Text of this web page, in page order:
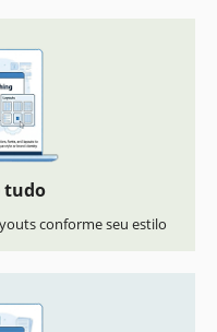
tudo
conforme seu estilo